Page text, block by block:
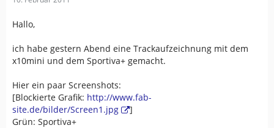
Hallo,
ich habe gestern Abend eine Trackaufzeichnung mit dem
x10mini und dem Sportiva+ gemacht.
Hier ein paar Screenshots:
[Blockierte Grafik: http://www.fab-
site.de/bilder/Screen1.jpg
]
Grün: Sportiva+